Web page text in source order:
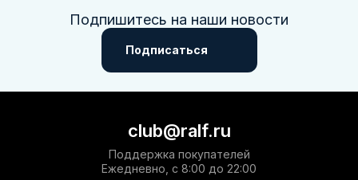
Подпишитесь на наши новости
Подписаться
club@ralf.ru
Поддержка покупателей
Ежедневно, с 8:00 до 22:00